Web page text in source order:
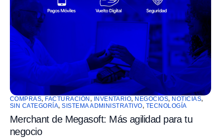
COMPRAS, FACTURACIÓN, INVENTARIO, NEGOCIOS, NOTICIAS,
SIN CATEGORÍA,SISTEMA ADMINISTRATIVO, TECNOLOGÍA
Merchant de Megasoft: Más agilidad para tu
negocio